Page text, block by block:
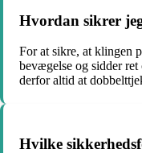
Hvordan sikrer
For at sikre, at klingen
bevægelse og sidder
derfor altid at
Hvilke